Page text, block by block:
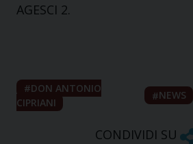
AGESCI 2.
DON ANTONIO
CIPRIANI
NEWS
CONDIVIDI SU